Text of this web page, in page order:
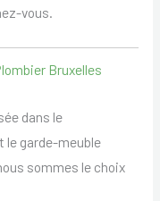
vous.
Bruxelles
dans le
le garde-meuble
sommes le choix